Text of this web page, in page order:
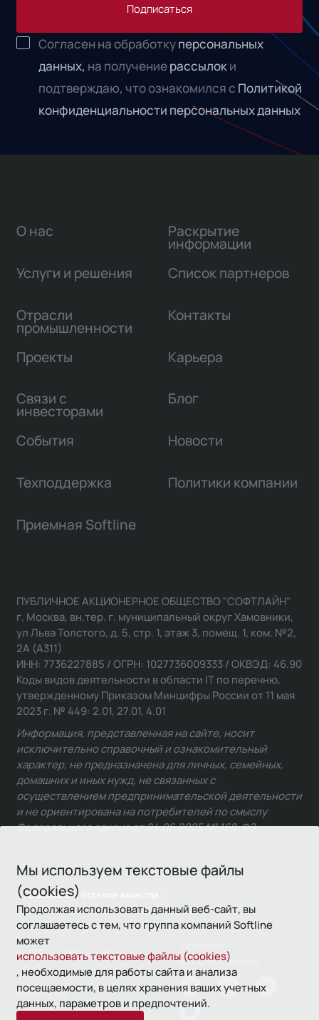
Подписаться
Согласен на обработкуперсональных
данных, на получениерассылоки
подтверждаю, что ознакомился с Политикой
конфиденциальности персональных данных
Мы используем текстовые файлы
(cookies)
Продолжая использовать данный веб-сайт, вы
соглашаетесь с тем, что группа компаний Softline
может
использовать текстовые файлы (cookies)
, необходимые для работы сайта и анализа
посещаемости, в целях хранения ваших учетных
данных, параметров и предпочтений.
О нас
Услуги и решения
Отрасли
промышленности
Проекты
Связи с
инвесторами
Раскрытие
информации
Список партнеров
Контакты
Карьера
Блог
События Новости
Техподдержка Политики компании
Приемная Softline
Связаться с отделом качества
ПУБЛИЧНОЕ АКЦИОНЕРНОЕ ОБЩЕСТВО "СОФТЛАЙН"
г. Москва, вн.тер. г. муниципальный округ Хамовники,
ул Льва Толстого, д. 5, стр. 1, этаж 3, помещ. 1, ком. №2,
2А (А311)
ИНН: 7736227885 / ОГРН: 1027736009333 / ОКВЭД: 46.90
Коды видов деятельности в области IT по перечню,
утвержденному Приказом Минцифры России от 11 мая
2023 г. № 449: 2.01, 27.01, 4.01
Информация, представленная на сайте, носит
исключительно справочный и ознакомительный
характер, не предназначена для личных, семейных,
домашних и иных нужд, не связанных с
осуществлением предпринимательской деятельности
и не ориентирована на потребителей по смыслу
Федерального закона от 24.06.2025 № 168-ФЗ.
© 1993—2026 Softline
использования
Политика
конфиденциальности